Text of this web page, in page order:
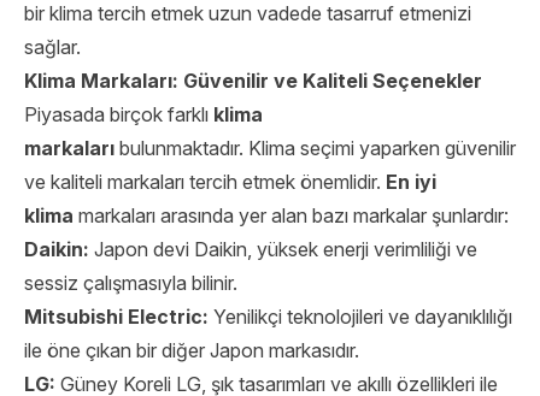
bir klima tercih etmek uzun vadede tasarruf etmenizi
sağlar.
Klima Markaları: Güvenilir ve Kaliteli Seçenekler
Piyasada birçok farklı klima
markaları bulunmaktadır. Klima seçimi yaparken güvenilir
ve kaliteli markaları tercih etmek önemlidir. En iyi
klima markaları arasında yer alan bazı markalar şunlardır:
Daikin: Japon devi Daikin, yüksek enerji verimliliği ve
sessiz çalışmasıyla bilinir.
Mitsubishi Electric: Yenilikçi teknolojileri ve dayanıklılığı
ile öne çıkan bir diğer Japon markasıdır.
LG: Güney Koreli LG, şık tasarımları ve akıllı özellikleri ile